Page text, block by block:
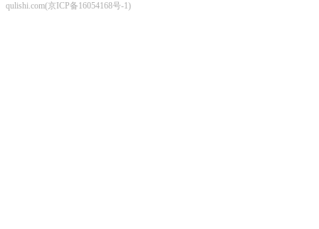
qulishi.com(京ICP备16054168号-1)